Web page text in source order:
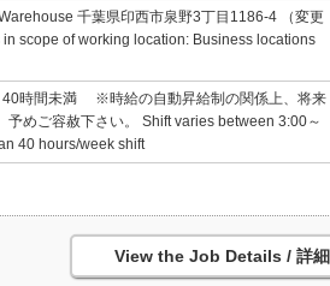
千葉県印西市泉野3丁目1186-4 （変更
scope of working location: Business locations
時間未満 ※時給の自動昇給制の関係上、将来
めご容赦下さい。 Shift varies between 3:00～
40 hours/week shift
詳